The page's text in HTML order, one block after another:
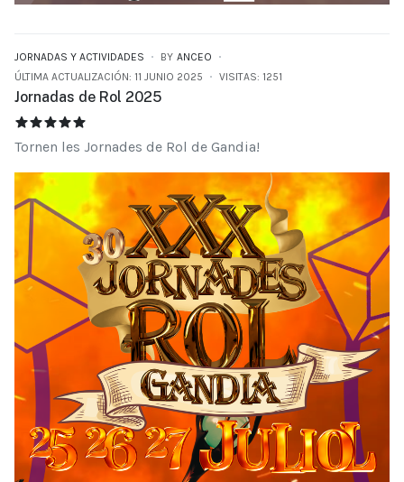
JORNADAS Y ACTIVIDADES BY ANCEO
ÚLTIMA ACTUALIZACIÓN: 11 JUNIO 2025
VISITAS: 1251
Jornadas de Rol 2025
JORNADAS DE ROL 2025
Tornen les Jornades de Rol de Gandia!